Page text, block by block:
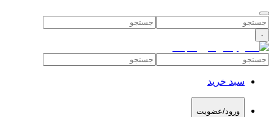
۰
سبد خرید
ورود/عضویت